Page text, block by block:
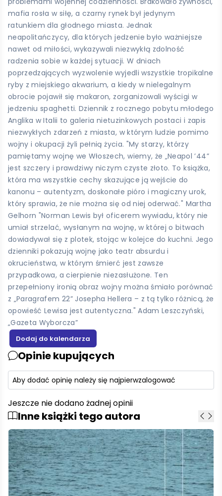
mafia rosła w siłę, a czarny rynek był jedynym
ratunkiem dla głodnego miasta. Jednak
neapolitańczycy, dla których jedzenie było ważniejsze
nawet od miłości, wykazywali niezwykłą zdolność
radzenia sobie w każdej sytuacji. W dniach
poprzedzających wyzwolenie wyjedli wszystkie tropikalne
ryby z miejskiego akwarium, a kiedy w nielegalnym
obrocie pojawił się makaron, zorganizowali wyścigi w
jedzeniu spaghetti. Dziennik z rocznego pobytu młodego
Anglika w Italii to galeria nietuzinkowych postaci i zapis
niezwykłych zdarzeń z miasta, w którym ludzie pomimo
wojny i okupacji żyli pełnią życia. "My starzy, którzy
pamiętamy wojnę we Włoszech, wiemy, że „Neapol ’44”
jest szczery i prawdziwy niczym czyste złoto. To książka,
która ma wszystkie cechy skazujące ją wejście do
kanonu – autentyzm, doskonałe pióro i magiczny urok,
który sprawia, że nie można się od niej oderwać." Martha
Gelhorn "Norman Lewis był oficerem wywiadu, który nie
umiał strzelać, wysłanym na wojnę, w której o bitwach
dowiadywał się z plotek, stojąc w kolejce do kuchni. Jego
dzienniki pokazują wojnę jako teatr absurdu i
okrucieństwa, w którym śmierć jest zawsze
przypadkowa, a cierpienie niezasłużone. Ten
przepełniony ironią obraz wojny można śmiało porównać
z „Paragrafem 22” Josepha Hellera – z tą tylko różnicą, że
opowieść Lewisa jest autentyczna." Adam Leszczyński,
„Gazeta Wyborcza”
Opinie kupujących
Aby dodać opinię należy się najpierwzalogować
Jeszcze nie dodano żadnej opinii
Inne książki tego autora